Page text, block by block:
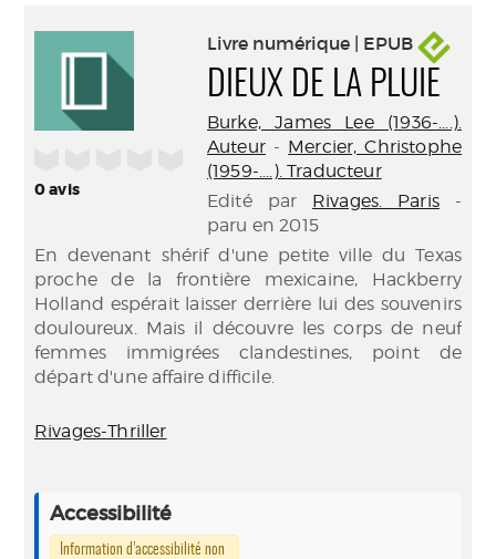
0avis
Livre numérique | EPUB
DIEUX DE LA PLUIE
Burke, James Lee (1936-....).
Auteur- Mercier, Christophe
(1959-....). Traducteur
Edité par Rivages. Paris-
paru en 2015
En devenant shérif d'une petite ville du Texas
proche de la frontière mexicaine, Hackberry
Holland espérait laisser derrière lui des souvenirs
douloureux. Mais il découvre les corps de neuf
femmes immigrées clandestines, point de
départ d'une affaire difficile.
Rivages-Thriller
Accessibilité
Information d’accessibilité non